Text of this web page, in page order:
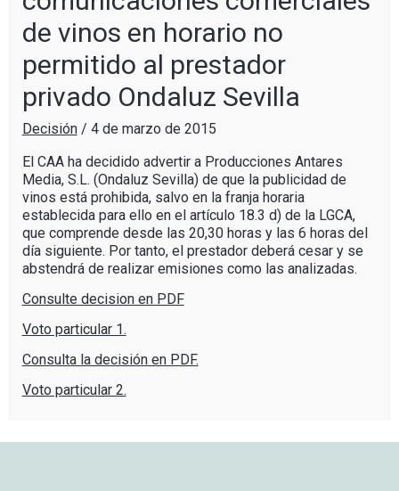
de vinos en horario no
permitido al prestador
privado Ondaluz Sevilla
Decisión/ 4 de marzo de 2015
El CAA ha decidido advertir a Producciones Antares
Media, S.L. (Ondaluz Sevilla) de que la publicidad de
vinos está prohibida, salvo en la franja horaria
establecida para ello en el artículo 18.3 d) de la LGCA,
que comprende desde las 20,30 horas y las 6 horas del
día siguiente. Por tanto, el prestador deberá cesar y se
abstendrá de realizar emisiones como las analizadas.
Consulte decision en PDF
Voto particular 1.
Consulta la decisión en PDF.
Voto particular 2.